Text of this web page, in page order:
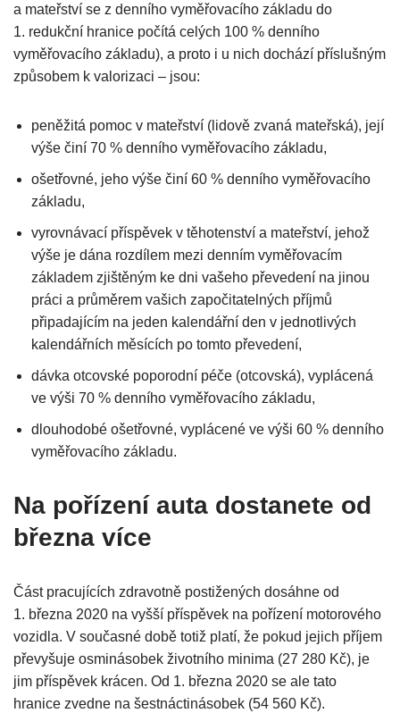
a mateřství se z denního vyměřovacího základu do
1. redukční hranice počítá celých 100 % denního
vyměřovacího základu), a proto i u nich dochází příslušným
způsobem k valorizaci – jsou:
peněžitá pomoc v mateřství (lidově zvaná mateřská), její
výše činí 70 % denního vyměřovacího základu,
ošetřovné, jeho výše činí 60 % denního vyměřovacího
základu,
vyrovnávací příspěvek v těhotenství a mateřství, jehož
výše je dána rozdílem mezi denním vyměřovacím
základem zjištěným ke dni vašeho převedení na jinou
práci a průměrem vašich započitatelných příjmů
připadajícím na jeden kalendářní den v jednotlivých
kalendářních měsících po tomto převedení,
dávka otcovské poporodní péče (otcovská), vyplácená
ve výši 70 % denního vyměřovacího základu,
dlouhodobé ošetřovné, vyplácené ve výši 60 % denního
vyměřovacího základu.
Na pořízení auta dostanete od
března více
Část pracujících zdravotně postižených dosáhne od
1. března 2020 na vyšší příspěvek na pořízení motorového
vozidla. V současné době totiž platí, že pokud jejich příjem
převyšuje osminásobek životního minima (27 280 Kč), je
jim příspěvek krácen. Od 1. března 2020 se ale tato
hranice zvedne na šestnáctinásobek (54 560 Kč).